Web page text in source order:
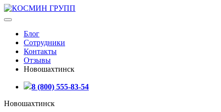
Блог
Сотрудники
Контакты
Отзывы
Новошахтинск
8 (800) 555-83-54
Новошахтинск